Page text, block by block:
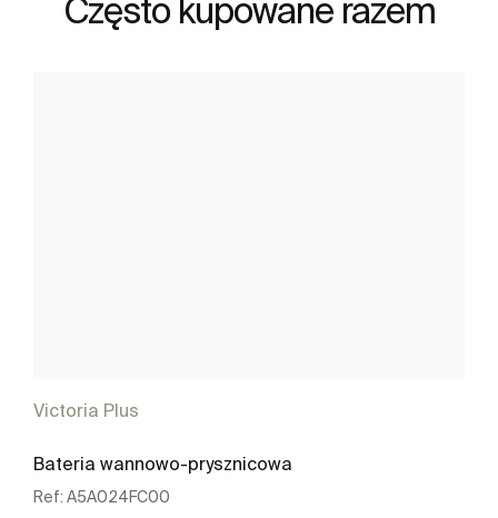
Często kupowane razem
Victoria Plus
Bateria wannowo-prysznicowa
Ref: A5A024FC00